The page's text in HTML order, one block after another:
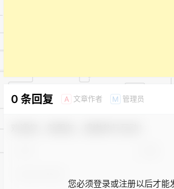
0 条回复 A 文章作者 M 管理员
您必须登录或注册以后才能